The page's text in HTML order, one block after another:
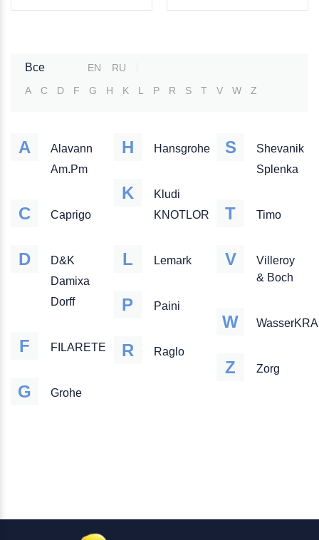
Все EN
RU
A
C D F G H K L P R S T V W Z
A
Alavann
Am.Pm
C Caprigo
D
D&K
Damixa
Dorff
F FILARETE
G Grohe
H Hansgrohe
K
Kludi
KNOTLOR
L Lemark
P Paini
R Raglo
S
Shevanik
Splenka
T Timo
V
Villeroy
& Boch
W
Z Zorg